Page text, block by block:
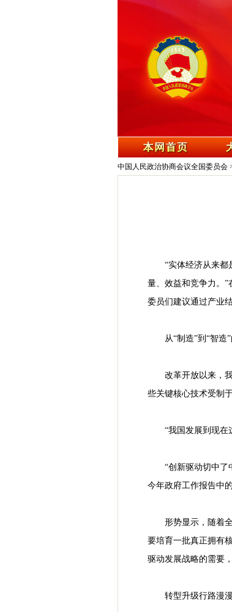
中国人民政治协商会议全国委员会
“实体经济从来
量、效益和竞争力。”
委员们建议通过产业
从“制造”到“智造
改革开放以来，
些关键核心技术受制
“我国发展到现在
“创新驱动切中了
今年政府工作报告中
形势显示，随着
要培育一批真正拥有
驱动发展战略的需要
转型升级行路漫漫